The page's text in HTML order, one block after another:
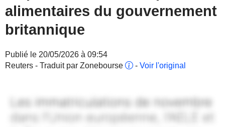
alimentaires du gouvernement
britannique
Publié le 20/05/2026 à 09:54
Reuters - Traduit par Zonebourse
- Voir l'original